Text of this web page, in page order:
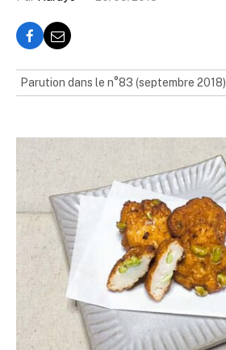
Parution dans le n°83 (septembre 2018)